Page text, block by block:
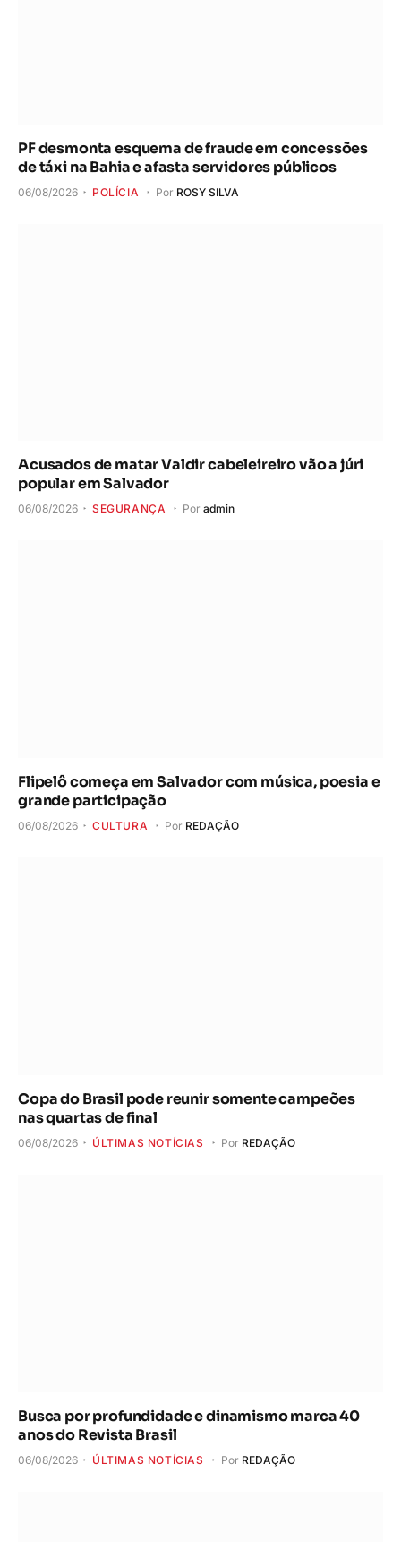
PF desmonta esquema de fraude em concessões
de táxi na Bahia e afasta servidores públicos
06/08/2026 POLÍCIA Por ROSY SILVA
Acusados de matar Valdir cabeleireiro vão a júri
popular em Salvador
06/08/2026 SEGURANÇA Por admin
Flipelô começa em Salvador com música, poesia e
grande participação
06/08/2026 CULTURA Por REDAÇÃO
Copa do Brasil pode reunir somente campeões
nas quartas de final
06/08/2026 ÚLTIMAS NOTÍCIAS Por REDAÇÃO
Busca por profundidade e dinamismo marca 40
anos do Revista Brasil
06/08/2026 ÚLTIMAS NOTÍCIAS Por REDAÇÃO